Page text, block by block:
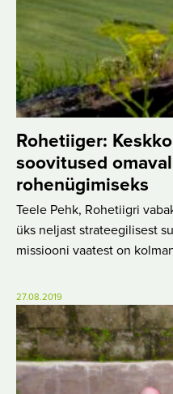
Rohetiiger:
soovitused
rohenügimiseks
Teele Pehk, Rohetiigri
üks neljast strateegilisest
missiooni vaatest on
27.08.2019